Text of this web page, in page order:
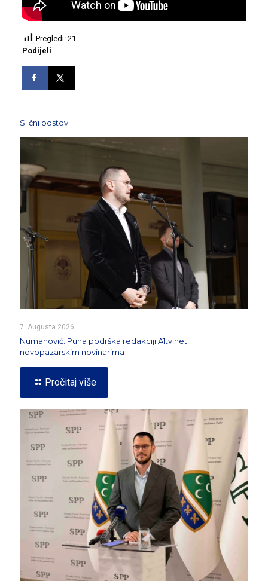
Pregledi: 21
Podijeli
Slični postovi
7. Augusta 2026.
Numanović: Puna podrška redakciji A1tv.net i
novopazarskim novinarima
Pročitaj više